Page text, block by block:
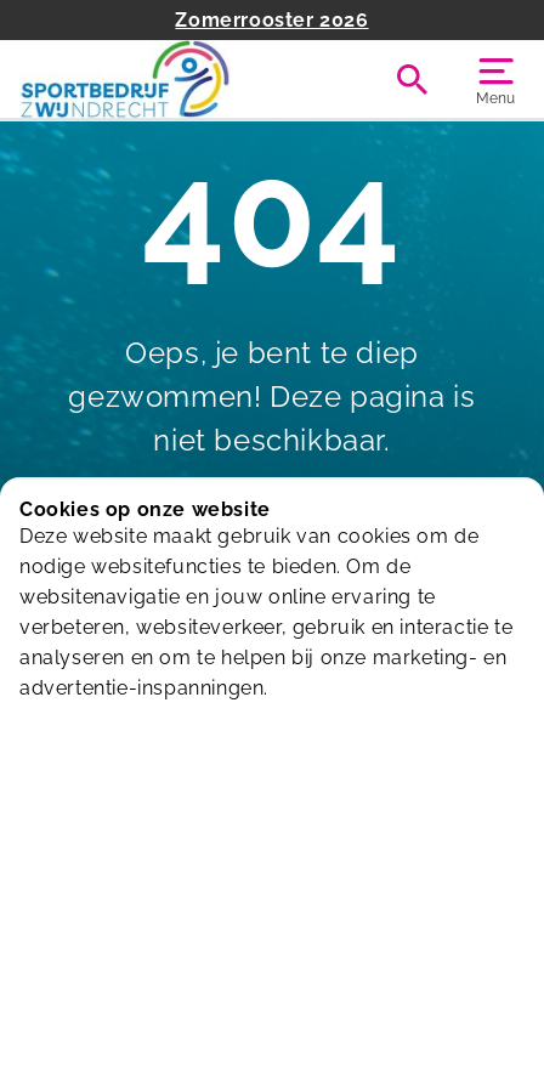
Zomerrooster 2026
Menu
404
Oeps, je bent te diep
gezwommen! Deze pagina is
niet beschikbaar.
Terug naar Home
Stuur ons een bericht
Cookies op onze website
Deze website maakt gebruik van cookies om de
nodige websitefuncties te bieden. Om de
websitenavigatie en jouw online ervaring te
verbeteren, websiteverkeer, gebruik en interactie te
analyseren en om te helpen bij onze marketing- en
advertentie-inspanningen.